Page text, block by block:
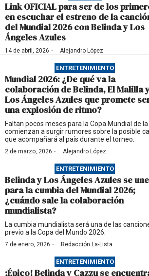
Link OFICIAL para ser de los
en escuchar el estreno de la
del Mundial 2026 con Belinda y Los
Ángeles Azules
14 de abril, 2026 · Alejandro López
ENTRETENIMIENTO
Mundial 2026: ¿De qué va la
colaboración de Belinda, El Malilla
Los Ángeles Azules que promete
una explosión de ritmo?
Faltan pocos meses para la Copa Mundial de la
comienzan a surgir rumores sobre la posible
que acompañará al país durante el torneo.
2 de marzo, 2026 · Alejandro López
ENTRETENIMIENTO
Belinda y Los Ángeles Azules se
para la cumbia del Mundial 2026;
¿cuándo sale la colaboración
mundialista?
La cumbia mundialista será una de las
previo a la Copa del Mundo 2026.
7 de enero, 2026 · Redacción La-Lista
ENTRETENIMIENTO
¡Épico! Belinda y Cazzu se